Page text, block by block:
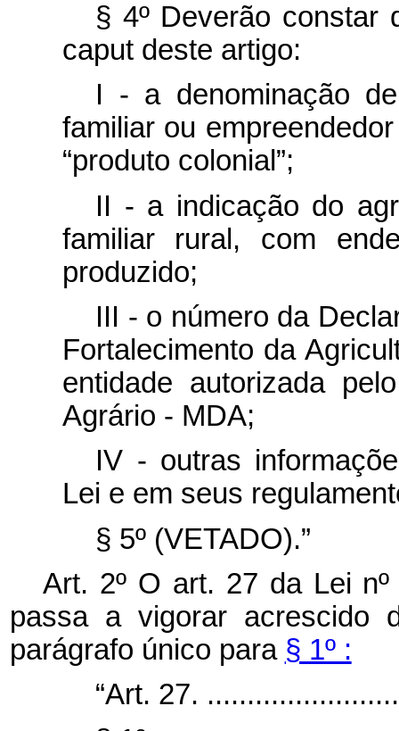
§ 4º Deverão constar
caput deste artigo:
I - a denominação
familiar ou
“produto colonial”;
II - a indicação do
familiar rural, com
produzido;
III - o número da
Fortalecimento da
entidade autorizada
Agrário - MDA;
IV - outras
Lei e em seus
§ 5º (VETADO).”
Art. 2º O art. 27 da Lei
passa a vigorar acrescido
parágrafo único para § 1º :
“Art. 27.